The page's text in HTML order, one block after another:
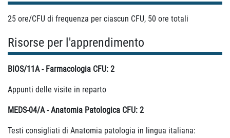
25 ore/CFU di frequenza per ciascun CFU, 50 ore totali
Risorse per l'apprendimento
BIOS/11A - Farmacologia CFU: 2
Appunti delle visite in reparto
MEDS-04/A - Anatomia Patologica CFU: 2
Testi consigliati di Anatomia patologia in lingua italiana: